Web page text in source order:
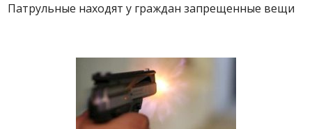
Патрульные находят у граждан запрещенные вещи